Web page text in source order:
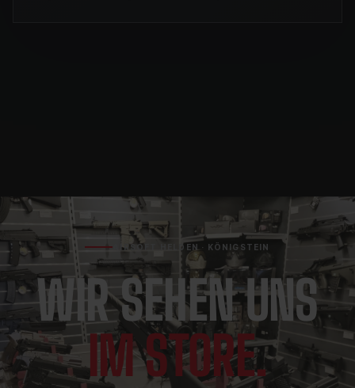
AIRSOFT HELDEN · KÖNIGSTEIN
WIR SEHEN UNS
IM STORE.